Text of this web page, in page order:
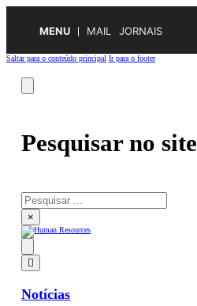
MENU MAIL JORNAIS
Saltar para o conteúdo principal Ir para o footer
Pesquisar no site
Pesquisar
×
Notícias